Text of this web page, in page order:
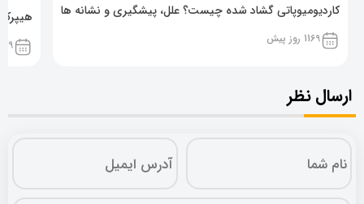
کاردیومیوپاتی گشاد شده چیست؟ علل، پیشگیری و نشانه ها
1169 روز پیش 1169
ارسال نظر